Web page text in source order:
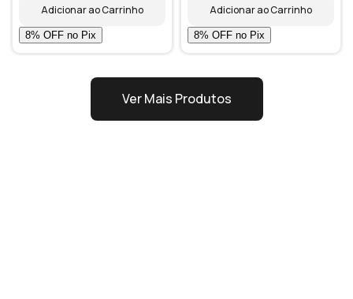
Adicionar ao Carrinho
Adicionar ao Carrinho
Ver Mais Produtos